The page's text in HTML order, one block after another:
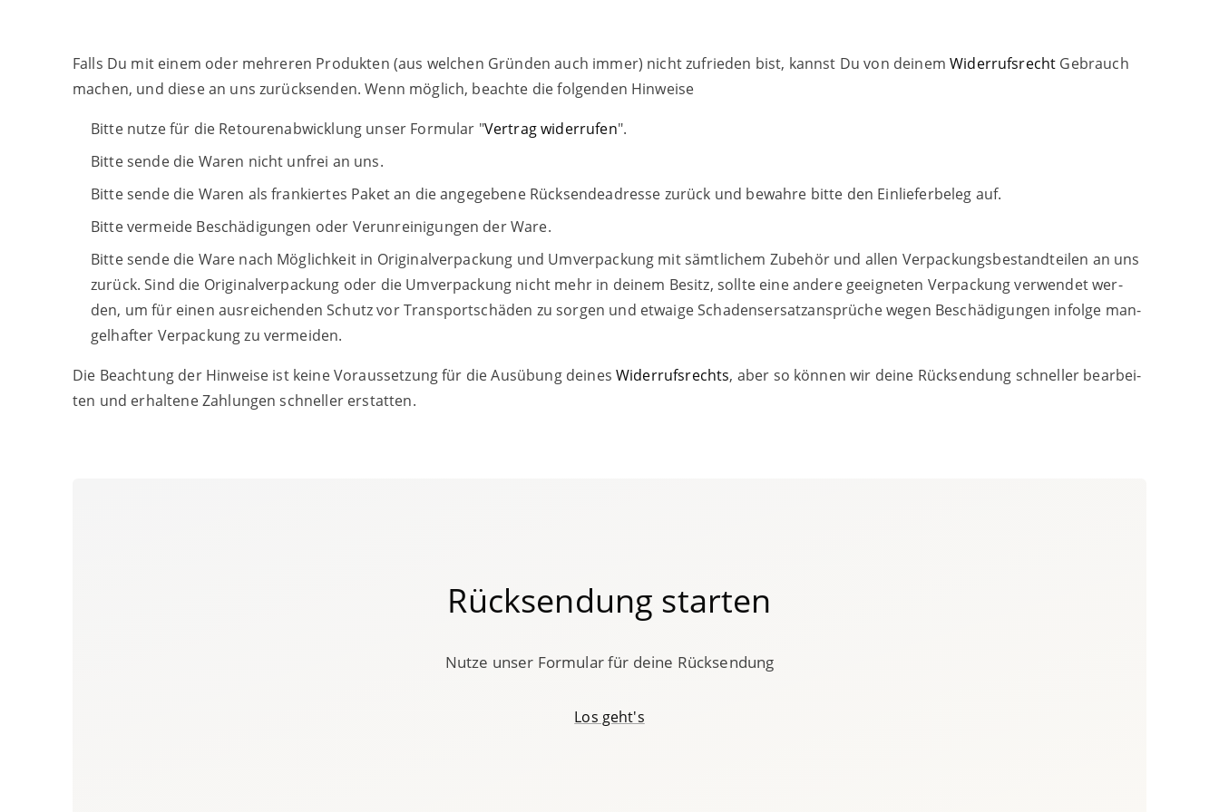
Falls Du mit einem oder meh­re­ren Pro­duk­ten (aus wel­chen Grün­den auch immer) nicht zufrie­den bist, kannst Du von dei­nemWider­rufs­recht Gebrauch
machen, und die­se an uns zurück­sen­den. Wenn mög­lich, beach­te die fol­gen­den Hinweise
Bit­te nut­ze für die Retou­ren­ab­wick­lung unser For­mu­lar "Ver­trag wider­ru­fen".
Bit­te sen­de die Waren nicht unfrei an uns.
Bit­te sen­de die Waren als fran­kier­tes Paket an die ange­ge­be­ne Rück­sen­de­adres­se zurück und bewah­re bit­te den Ein­lie­fer­be­leg auf.
Bit­te ver­mei­de Beschä­di­gun­gen oder Ver­un­rei­ni­gun­gen der Ware.
Bit­te sen­de die Ware nach Mög­lich­keit in Ori­gi­nal­ver­pa­ckung und Umver­pa­ckung mit sämt­li­chem Zube­hör und allen Ver­pa­ckungs­be­stand­tei­len an uns
zurück. Sind die Ori­gi­nal­ver­pa­ckung oder die Umver­pa­ckung nicht mehr in dei­nem Besitz, soll­te eine ande­re geeig­ne­ten Ver­pa­ckung ver­wen­det wer­
den, um für einen aus­rei­chen­den Schutz vor Trans­port­schä­den zu sor­gen und etwa­ige Scha­dens­er­satz­an­sprü­che wegen Beschä­di­gun­gen infol­ge man­
gel­haf­ter Ver­pa­ckung zu vermeiden.
Die Beach­tung der Hin­wei­se ist kei­ne Vor­aus­set­zung für die Aus­übung dei­nes Wider­rufs­rechts, aber so kön­nen wir dei­ne Rück­sen­dung schnel­ler bear­bei­
ten und erhal­te­ne Zah­lun­gen schnel­ler erstatten.
Rücksendung starten
Nutze unser Formular für deine Rücksendung
Los geht's